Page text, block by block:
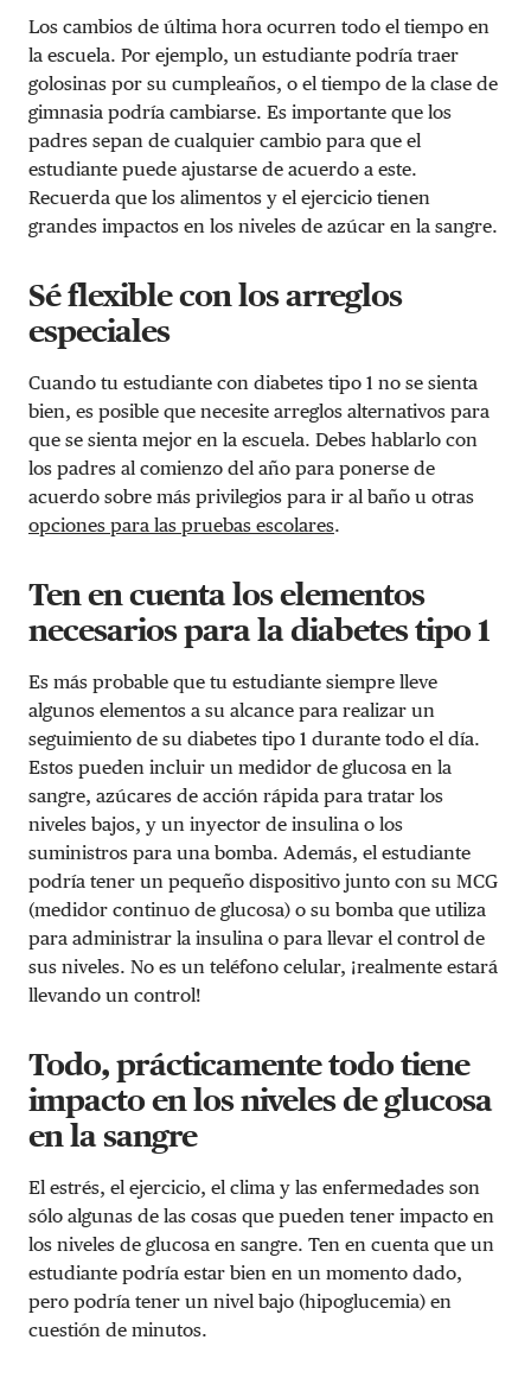
Los cambios de última hora ocurren todo el tiempo en
la escuela. Por ejemplo, un estudiante podría traer
golosinas por su cumpleaños, o el tiempo de la clase de
gimnasia podría cambiarse. Es importante que los
padres sepan de cualquier cambio para que el
estudiante puede ajustarse de acuerdo a este.
Recuerda que los alimentos y el ejercicio tienen
grandes impactos en los niveles de azúcar en la sangre.
Sé flexible con los arreglos
especiales
Cuando tu estudiante con diabetes tipo 1 no se sienta
bien, es posible que necesite arreglos alternativos para
que se sienta mejor en la escuela. Debes hablarlo con
los padres al comienzo del año para ponerse de
acuerdo sobre más privilegios para ir al baño u otras
opciones para las pruebas escolares.
Ten en cuenta los elementos
necesarios para la diabetes tipo 1
Es más probable que tu estudiante siempre lleve
algunos elementos a su alcance para realizar un
seguimiento de su diabetes tipo 1 durante todo el día.
Estos pueden incluir un medidor de glucosa en la
sangre, azúcares de acción rápida para tratar los
niveles bajos, y un inyector de insulina o los
suministros para una bomba. Además, el estudiante
podría tener un pequeño dispositivo junto con su MCG
(medidor continuo de glucosa) o su bomba que utiliza
para administrar la insulina o para llevar el control de
sus niveles. No es un teléfono celular, ¡realmente estará
llevando un control!
Todo, prácticamente todo tiene
impacto en los niveles de glucosa
en la sangre
El estrés, el ejercicio, el clima y las enfermedades son
sólo algunas de las cosas que pueden tener impacto en
los niveles de glucosa en sangre. Ten en cuenta que un
estudiante podría estar bien en un momento dado,
pero podría tener un nivel bajo (hipoglucemia) en
cuestión de minutos.